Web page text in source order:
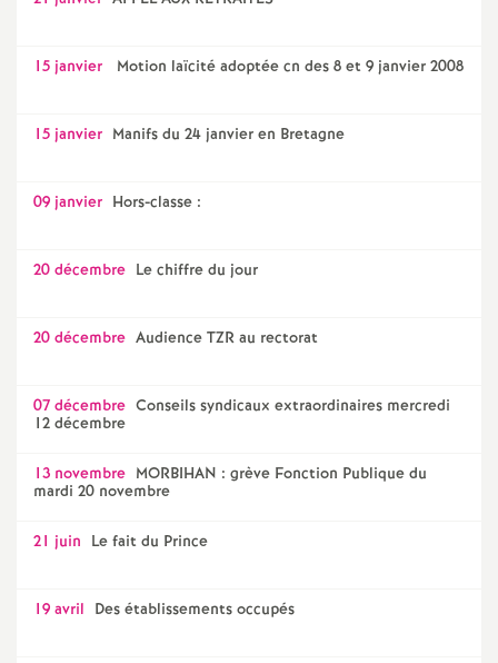
15 janvier Motion laïcité adoptée cn des 8 et 9 janvier 2008
15 janvier Manifs du 24 janvier en Bretagne
09 janvier Hors-classe :
20 décembre Le chiffre du jour
20 décembre Audience TZR au rectorat
07 décembre Conseils syndicaux extraordinaires mercredi
12 décembre
13 novembre MORBIHAN : grève Fonction Publique du
mardi 20 novembre
21 juin Le fait du Prince
19 avril Des établissements occupés